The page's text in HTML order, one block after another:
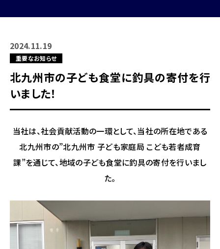
2024.11.19
重要なお知らせ
北九州市の子ども食堂に釣具の寄付を行
いました！
当社は、社会貢献活動の一環として、当社の所在地である
北九州市の”北九州市 子ども家庭局 こども若者成育
課”を通じて、地域の子ども食堂に釣具の寄付を行いまし
た。